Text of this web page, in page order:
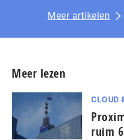
Meer artikelen
Meer lezen
CLOUD
ruim